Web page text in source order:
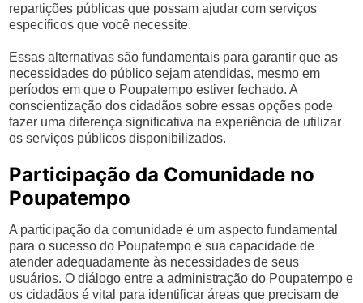
repartições públicas que possam ajudar com serviços
específicos que você necessite.
Essas alternativas são fundamentais para garantir que as
necessidades do público sejam atendidas, mesmo em
períodos em que o Poupatempo estiver fechado. A
conscientização dos cidadãos sobre essas opções pode
fazer uma diferença significativa na experiência de utilizar
os serviços públicos disponibilizados.
Participação da Comunidade no
Poupatempo
A participação da comunidade é um aspecto fundamental
para o sucesso do Poupatempo e sua capacidade de
atender adequadamente às necessidades de seus
usuários. O diálogo entre a administração do Poupatempo e
os cidadãos é vital para identificar áreas que precisam de